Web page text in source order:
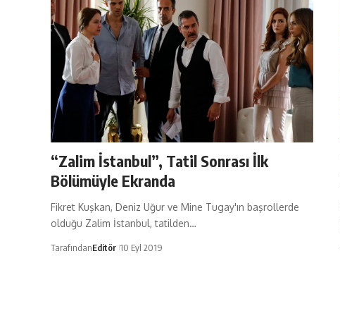
“Zalim İstanbul”, Tatil Sonrası İlk
Bölümüyle Ekranda
Fikret Kuşkan, Deniz Uğur ve Mine Tugay'ın başrollerde
olduğu Zalim İstanbul, tatilden…
TarafındanEditör 10 Eyl 2019